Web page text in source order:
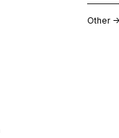
Other →